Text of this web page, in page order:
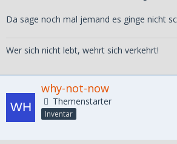
Da sage noch mal jemand es ginge nicht
Wer sich nicht lebt, wehrt sich verkehrt!
why-not-now
Themenstarter
Inventar